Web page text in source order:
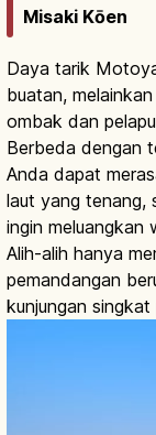
Misaki Kōen
Daya tarik
buatan,
ombak dan
Berbeda dengan
Anda dapat
laut yang tenang,
ingin meluangkan
Alih-alih hanya
pemandangan
kunjungan